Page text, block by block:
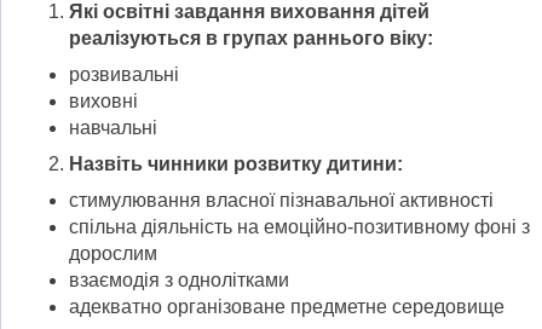
Які освітні завдання виховання дітей
реалізуються в групах раннього віку:
розвивальні
виховні
навчальні
Назвіть чинники розвитку дитини:
стимулювання власної пізнавальної активності
спільна діяльність на емоційно-позитивному фоні з
дорослим
взаємодія з однолітками
адекватно організоване предметне середовище